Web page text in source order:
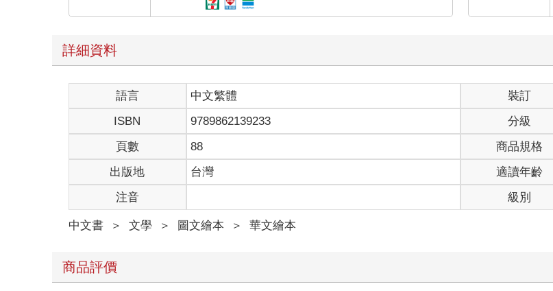
詳細資料
語言 中文繁體 裝訂
ISBN
9789862139233 分級
頁數
88 商品規格
出版地
台灣 適讀年齡
注音
級別
中文書 ＞ 文學 ＞ 圖文繪本 ＞ 華文繪本
商品評價